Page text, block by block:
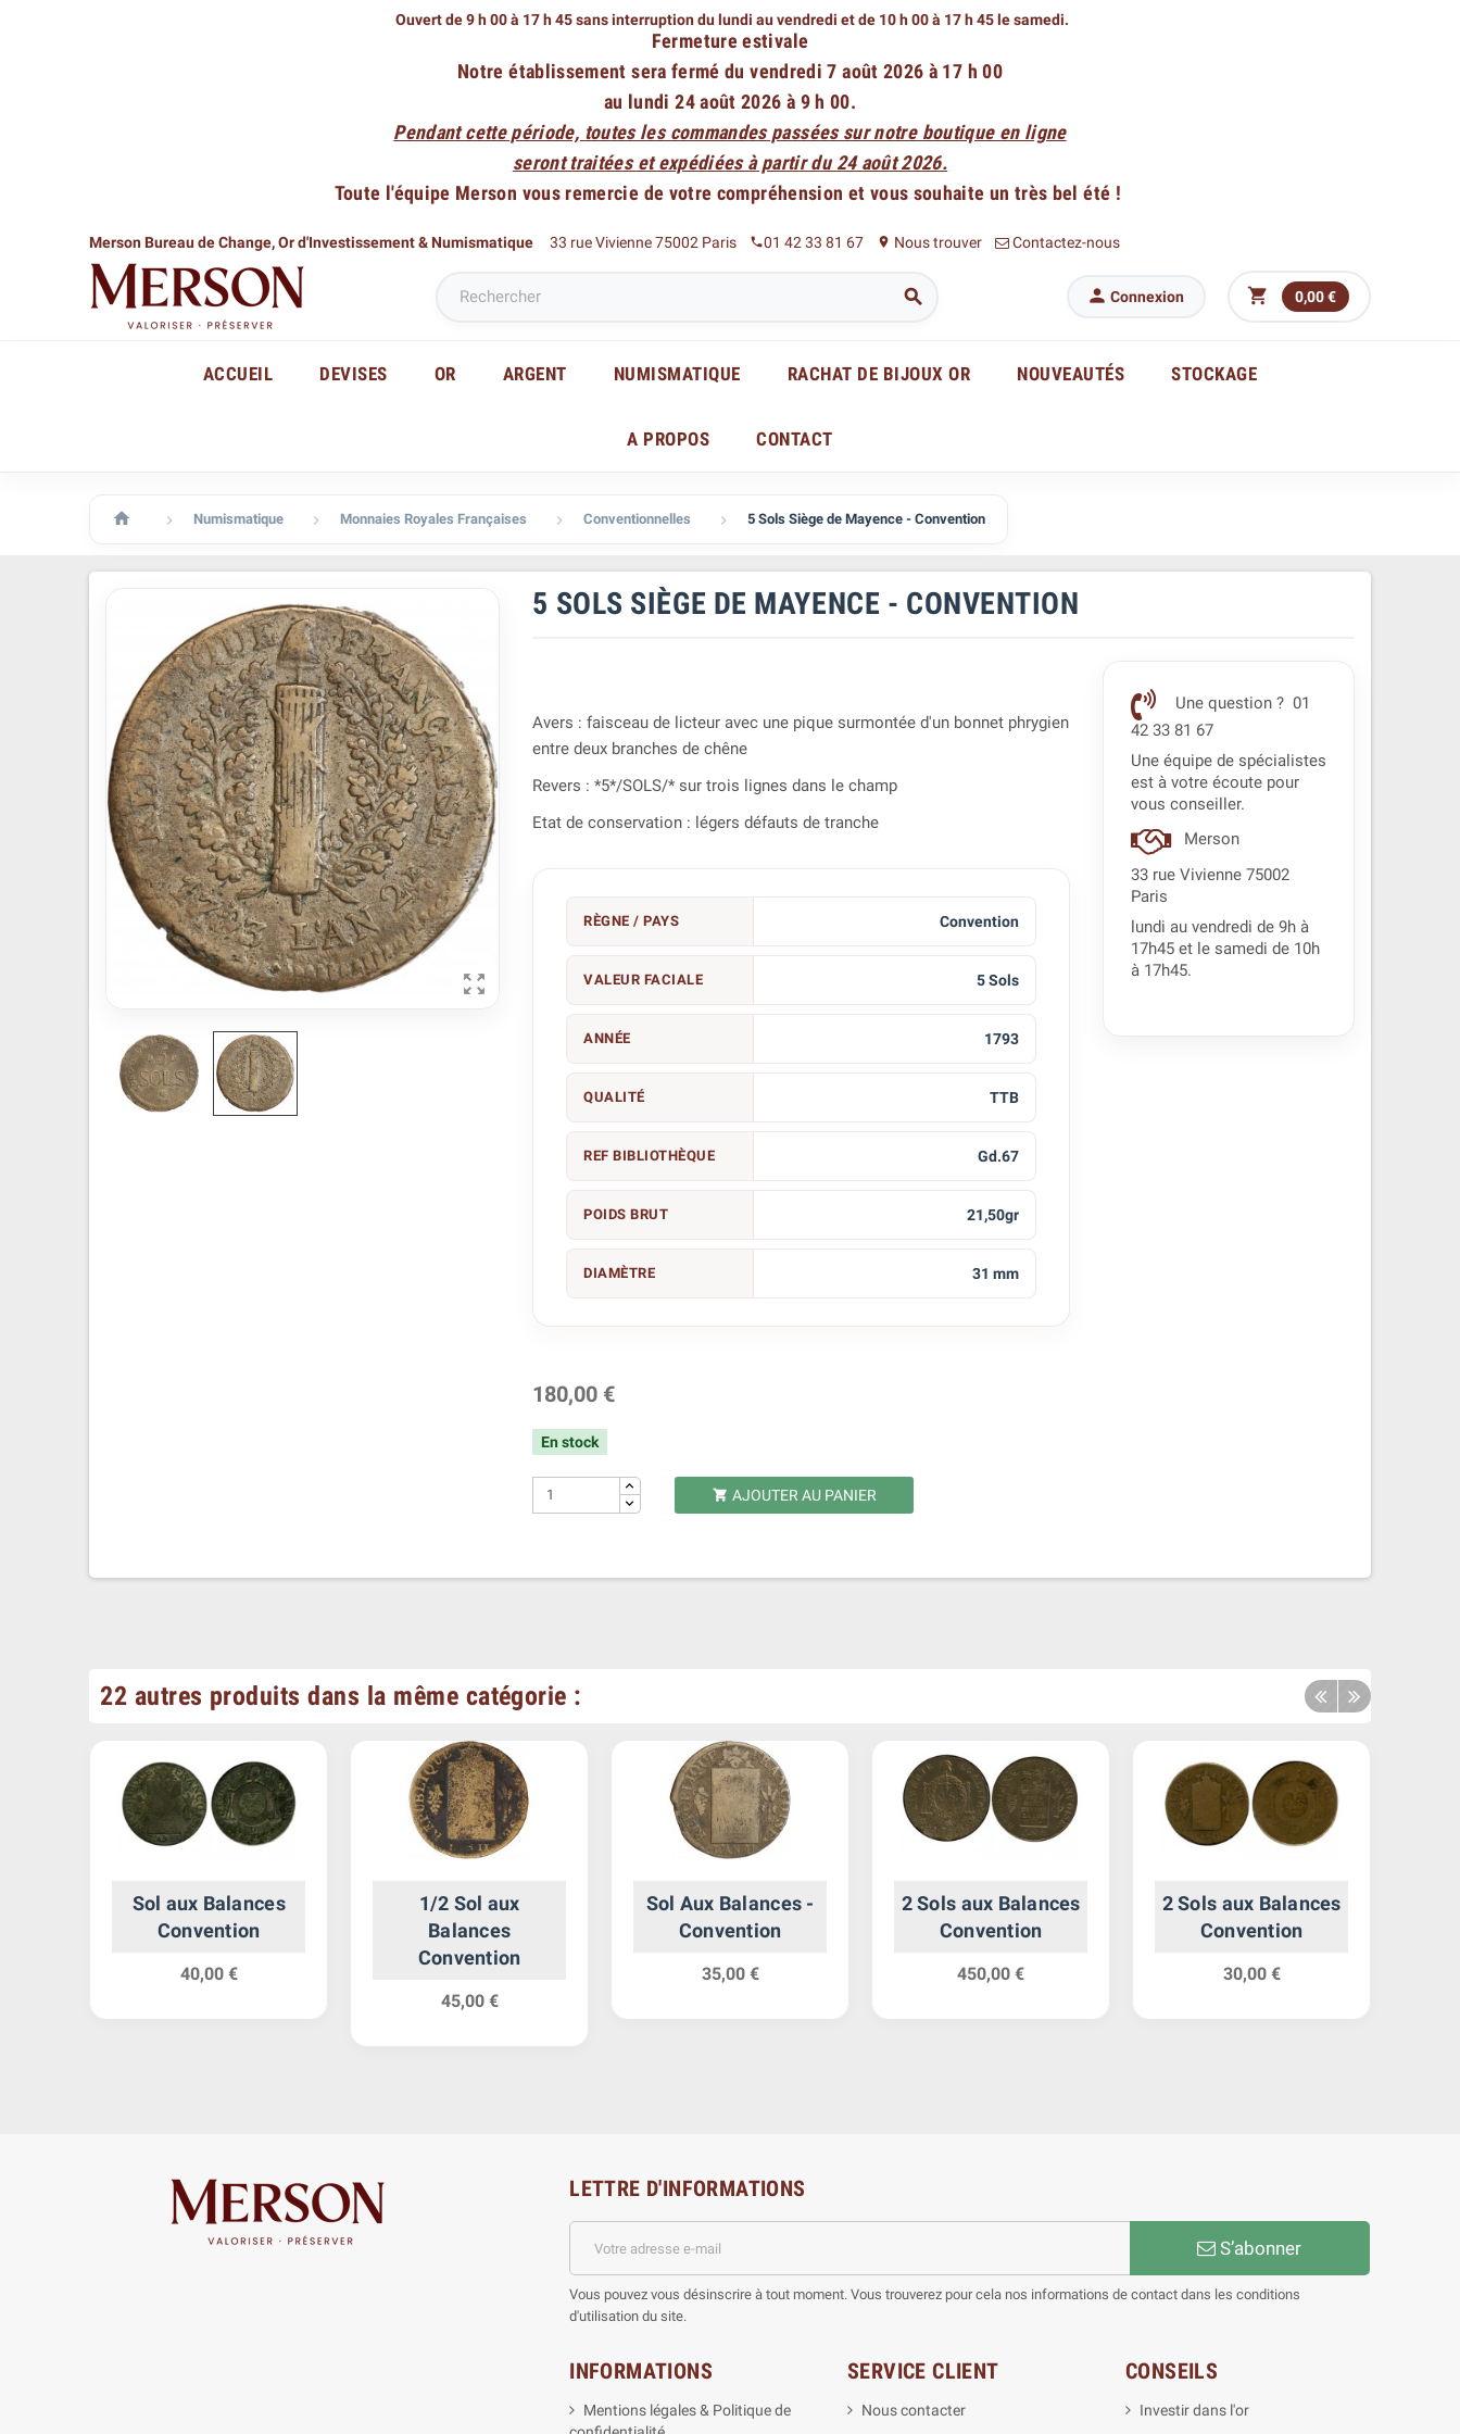
Ouvert de 9 h 00 à 17 h 45 sans interruption du lundi au vendredi et de 10 h 00 à 17 h 45 le samedi.
Fermeture estivale
Notre établissement sera fermé du vendredi 7 août 2026 à 17 h 00
au lundi 24 août 2026 à 9 h 00.
Pendant cette période, toutes les commandes passées sur notre boutique en ligne
seront traitées et expédiées à partir du 24 août 2026.
Toute l'équipe Merson vous remercie de votre compréhension et vous souhaite un très bel été !
Merson Bureau de Change, Or d'Investissement & Numismatique 33 rue Vivienne 75002 Paris phone01 42 33 81 67 place Nous trouver Contactez-nous
  Connexion  0,00 €
ACCUEIL DEVISES OR ARGENT NUMISMATIQUE RACHAT DE BIJOUX OR NOUVEAUTÉS STOCKAGE
A PROPOS CONTACT
  Numismatique  Monnaies Royales Françaises  Conventionnelles  5 Sols Siège de Mayence - Convention

5 SOLS SIÈGE DE MAYENCE - CONVENTION
Avers : faisceau de licteur avec une pique surmontée d'un bonnet phrygien
entre deux branches de chêne
Revers : *5*/SOLS/* sur trois lignes dans le champ
Etat de conservation : légers défauts de tranche
RÈGNE / PAYS Convention
VALEUR FACIALE 5 Sols
ANNÉE 1793
QUALITÉ TTB
REF BIBLIOTHÈQUE Gd.67
POIDS BRUT 21,50gr
DIAMÈTRE 31 mm
180,00 €
En stock
 AJOUTER AU PANIER
Une question ? 01
42 33 81 67
Une équipe de spécialistes
est à votre écoute pour
vous conseiller.
Merson
33 rue Vivienne 75002
Paris
lundi au vendredi de 9h à
17h45 et le samedi de 10h
à 17h45.
22 autres produits dans la même catégorie :
Sol aux Balances
Convention
40,00 €
1/2 Sol aux
Balances
Convention
45,00 €
Sol Aux Balances -
Convention
35,00 €
2 Sols aux Balances
Convention
450,00 €
2 Sols aux Balances
Convention
30,00 €
LETTRE D'INFORMATIONS
S’abonner
Vous pouvez vous désinscrire à tout moment. Vous trouverez pour cela nos informations de contact dans les conditions
d'utilisation du site.
INFORMATIONS
Mentions légales & Politique de
SERVICE CLIENT
Nous contacter
CONSEILS
Investir dans l'or